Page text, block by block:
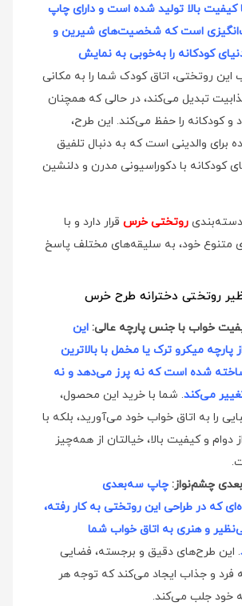
کیفیت بالا تولید شده است و دارای چاپ
است که شخصیت‌های شیرین و
کودکانه را به‌خوبی به نمایش
این روتختی، اتاق کودک شما را به مکانی
تبدیل می‌کند، در حالی که همچنان
و کودکانه را حفظ می‌کند. این طرح،
برای والدینی است که به دنبال تلفیق
کودکانه با دکوراسیونی مدرن و دلنشین
روتختی خرس قرار دارد و با
متنوع خود، به سلیقه‌های مختلف پاسخ
روتختی دخترانه طرح خرس
خواب با جنس پارچه عالی: این
پارچه میکرو ترک یا مخمل با بالاترین
شده است که نه پرز می‌دهد و نه
می‌کند. شما با خرید این محصول،
را به اتاق خواب خود می‌آورید، بلکه با
دوام و کیفیت بالا، خیالتان از همه‌چیز
چشم‌نواز: چاپ سه‌بعدی
که در طراحی این روتختی به کار رفته،
و هنری به اتاق خواب شما
. این طرح‌های دقیق و برجسته، فضایی
فرد و جذاب ایجاد می‌کند که توجه هر
خود جلب می‌کند.